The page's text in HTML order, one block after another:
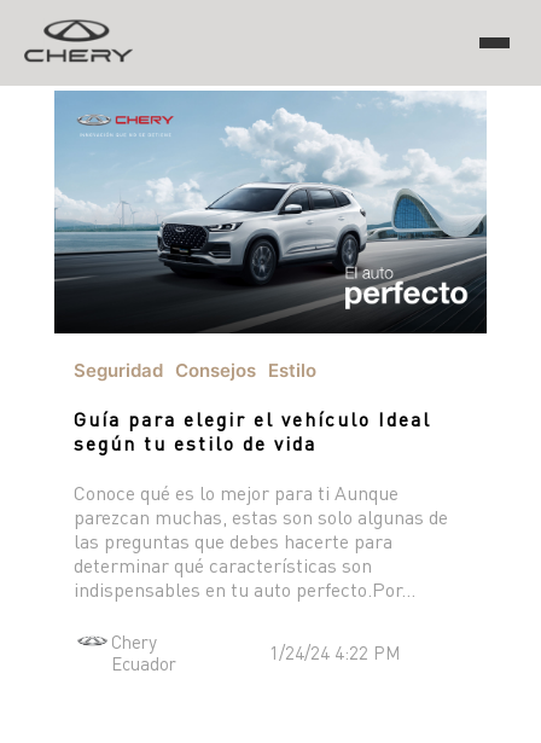
TIGGO
TIGGO 8 PRO
TIGGO 7 PRO MAX
ARRIZO
EQ7
TIGGO 7 PHEV "CSH"
TIGGO 8 PHEV "CSH"
TIGGO 9 PHEV "CSH"
HIMLA 4X2
HIMLA 4X4
NOTICIAS
Seguridad Consejos Estilo
Guía para elegir el vehículo Ideal
según tu estilo de vida
Conoce qué es lo mejor para ti Aunque
parezcan muchas, estas son solo algunas de
las preguntas que debes hacerte para
determinar qué características son
indispensables en tu auto perfecto.Por...
Chery
Ecuador
1/24/24 4:22 PM